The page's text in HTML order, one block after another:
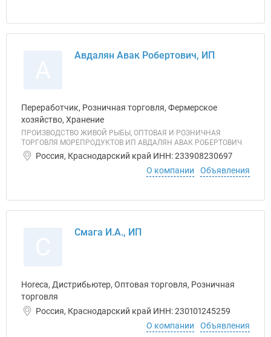
Авдалян Авак Робертович, ИП
Переработчик, Розничная торговля, Фермерское
хозяйство, Хранение
ПРОИЗВОДСТВО ЖИВОЙ РЫБЫ, ОПТОВАЯ И РОЗНИЧНАЯ
ТОРГОВЛЯ МОРЕПРОДУКТОВ ИП АВДАЛЯН АВАК РОБЕРТОВИЧ
Россия, Краснодарский край ИНН: 233908230697
О компании
Объявления
Смага И.А., ИП
Horeca, Дистрибьютер, Оптовая торговля, Розничная
торговля
Россия, Краснодарский край ИНН: 230101245259
О компании
Объявления